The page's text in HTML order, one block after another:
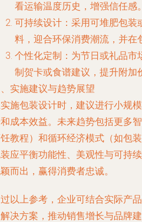
看运输温度历史，增强信任感。
可持续设计：采用可堆肥包装
料，迎合环保消费潮流，并在
个性化定制：为节日或礼品市
制贺卡或食谱建议，提升附加
实施建议与趋势展望
施包装设计时，建议进行小规
成本效益。未来趋势包括更多
教程）和循环经济模式（如包
应平衡功能性、美观性与可持
而出，赢得消费者忠诚。
以上参考，企业可结合实际产
决方案，推动销售增长与品牌建